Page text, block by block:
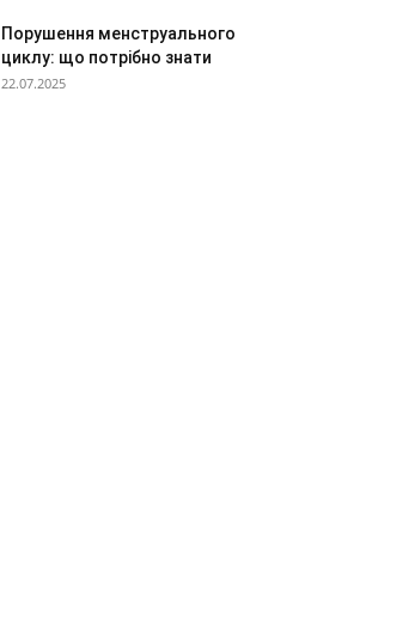
Порушення менструального
циклу: що потрібно знати
22.07.2025